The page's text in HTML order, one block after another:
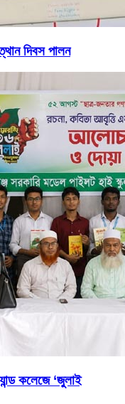
দিবস পালন
কলেজে ‘জুলাই